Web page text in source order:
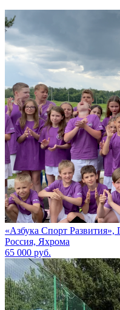
«Азбука Спорт Развития»,
Россия, Яхрома
65 000 руб.